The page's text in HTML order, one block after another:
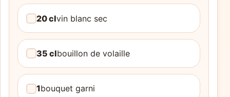
20 clvin blanc sec
35 clbouillon de volaille
1bouquet garni